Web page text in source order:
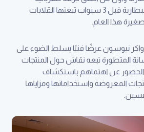
بعجلات تعمل على البطارية قبل 3 سنوات تبعتها القلابات
هذا العام.
واكر نيوسون عرضًا فنيًا يسلط الضوء على
المتطورة تبعه نقاش حول المنتجات
الحضور عن اهتماهم باستكشاف
المعروضة واستخداماتها ومزاياها